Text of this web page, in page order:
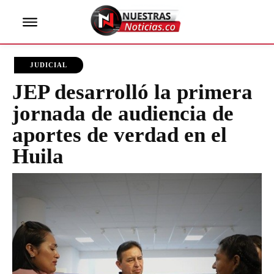
JUDICIAL
JEP desarrolló la primera
jornada de audiencia de
aportes de verdad en el
Huila